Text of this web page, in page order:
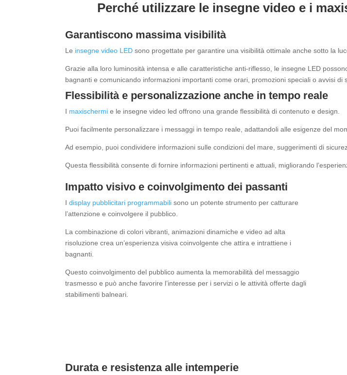
Perché utilizzare le insegne video e i
Garantiscono massima visibilità
Le insegne video LED sono progettate per garantire una visibilità ottimale anche sotto la
Grazie alla loro luminosità intensa e alle caratteristiche anti-riflesso, le insegne LED
bagnanti e comunicando informazioni importanti come orari, promozioni speciali o avvisi di
Flessibilità e personalizzazione anche in tempo reale
I maxischermi e le insegne video led offrono una grande flessibilità di contenuto e design.
Puoi facilmente personalizzare i messaggi in tempo reale, adattandoli alle esigenze del
Ad esempio, puoi condividere informazioni sulle condizioni del mare, suggerimenti di
Questa flessibilità consente di fornire informazioni pertinenti e attuali, migliorando
Impatto visivo e coinvolgimento dei passanti
Idisplay pubblicitari programmabili sono un potente strumento per catturare
l’attenzione e coinvolgere il pubblico.
La combinazione di colori vibranti, animazioni dinamiche e video ad alta
risoluzione crea un’esperienza visiva coinvolgente che attira e intrattiene i
bagnanti.
Questo coinvolgimento del pubblico aumenta la memorabilità del messaggio
trasmesso e può anche favorire l’interesse per i servizi o le attività offerte dagli
stabilimenti balneari.
Durata e resistenza alle intemperie